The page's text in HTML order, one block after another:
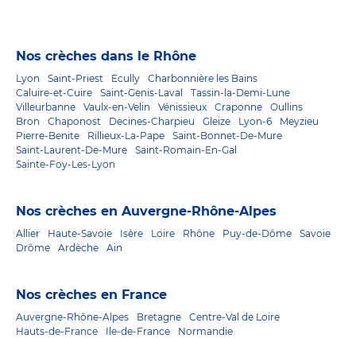
Nos crèches dans le Rhône
Lyon Saint-Priest Ecully
Charbonnière les Bains
Caluire-et-Cuire
Saint-Genis-Laval
Tassin-la-Demi-Lune
Villeurbanne
Vaulx-en-Velin Vénissieux Craponne
Oullins
Bron
Chaponost Decines-Charpieu Gleize Lyon-6
Meyzieu
Pierre-Benite
Rillieux-La-Pape
Saint-Bonnet-De-Mure
Saint-Laurent-De-Mure
Saint-Romain-En-Gal
Sainte-Foy-Les-Lyon
Nos crèches en Auvergne-Rhône-Alpes
Allier Haute-Savoie Isère Loire Rhône Puy-de-Dôme
Savoie
Drôme
Ardèche Ain
Nos crèches en France
Auvergne-Rhône-Alpes Bretagne
Centre-Val de Loire
Hauts-de-France
Ile-de-France
Normandie